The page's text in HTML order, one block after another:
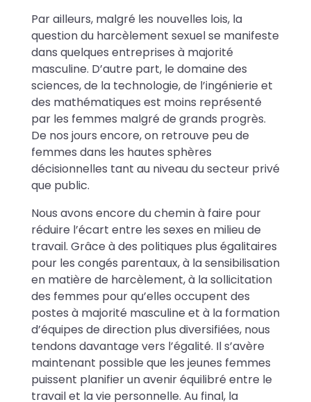
Par ailleurs, malgré les nouvelles lois, la
question du harcèlement sexuel se manifeste
dans quelques entreprises à majorité
masculine. D’autre part, le domaine des
sciences, de la technologie, de l’ingénierie et
des mathématiques est moins représenté
par les femmes malgré de grands progrès.
De nos jours encore, on retrouve peu de
femmes dans les hautes sphères
décisionnelles tant au niveau du secteur privé
que public.
Nous avons encore du chemin à faire pour
réduire l’écart entre les sexes en milieu de
travail. Grâce à des politiques plus égalitaires
pour les congés parentaux, à la sensibilisation
en matière de harcèlement, à la sollicitation
des femmes pour qu’elles occupent des
postes à majorité masculine et à la formation
d’équipes de direction plus diversifiées, nous
tendons davantage vers l’égalité. Il s’avère
maintenant possible que les jeunes femmes
puissent planifier un avenir équilibré entre le
travail et la vie personnelle. Au final, la